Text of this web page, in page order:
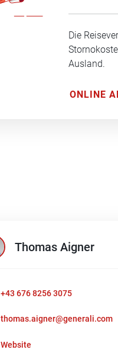
Die
Ausland.
ONLINE
Thomas Aigner
+43 676 8256 3075
thomas.aigner@generali.com
Website